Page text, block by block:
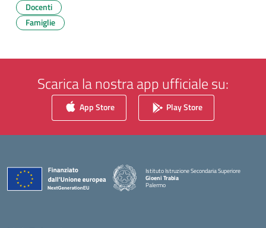
Docenti
Famiglie
Scarica la nostra app ufficiale su:
App Store Play Store
Istituto Istruzione Secondaria Superiore
Gioeni Trabia
Palermo